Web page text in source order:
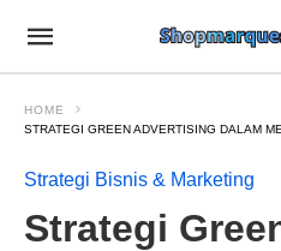
HOME
STRATEGI GREEN ADVERTISING DALAM
Strategi Bisnis & Marketing
Strategi